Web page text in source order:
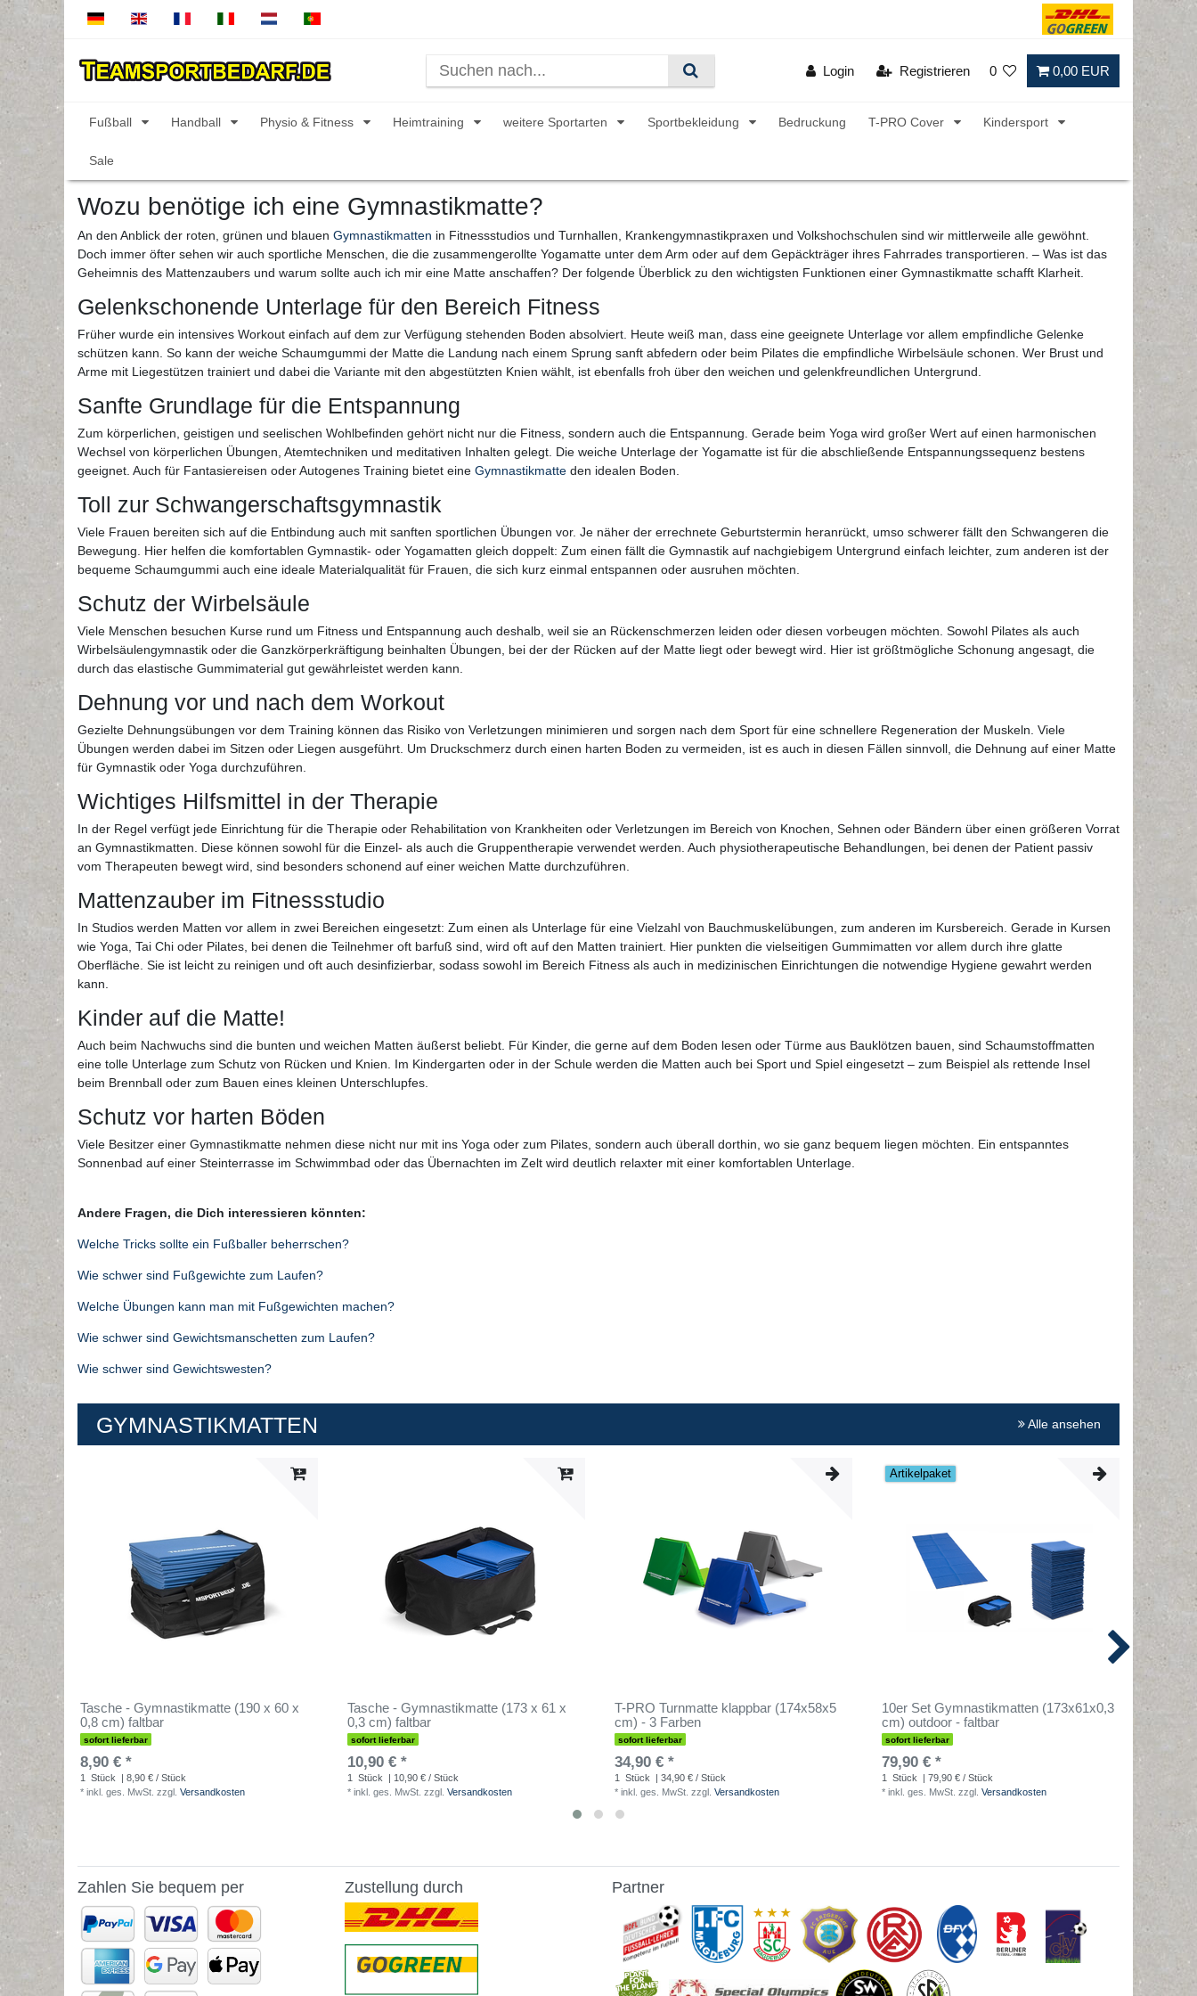
Login Registrieren 0 0,00 EUR
Fußball Handball Physio & Fitness Heimtraining weitere Sportarten Sportbekleidung Bedruckung T-PRO Cover Kindersport
Sale
Wozu benötige ich eine Gymnastikmatte?
An den Anblick der roten, grünen und blauen Gymnastikmatten in Fitnessstudios und Turnhallen, Krankengymnastikpraxen und Volkshochschulen sind wir mittlerweile alle gewöhnt.
Doch immer öfter sehen wir auch sportliche Menschen, die die zusammengerollte Yogamatte unter dem Arm oder auf dem Gepäckträger ihres Fahrrades transportieren. – Was ist das
Geheimnis des Mattenzaubers und warum sollte auch ich mir eine Matte anschaffen? Der folgende Überblick zu den wichtigsten Funktionen einer Gymnastikmatte schafft Klarheit.
Gelenkschonende Unterlage für den Bereich Fitness
Früher wurde ein intensives Workout einfach auf dem zur Verfügung stehenden Boden absolviert. Heute weiß man, dass eine geeignete Unterlage vor allem empfindliche Gelenke
schützen kann. So kann der weiche Schaumgummi der Matte die Landung nach einem Sprung sanft abfedern oder beim Pilates die empfindliche Wirbelsäule schonen. Wer Brust und
Arme mit Liegestützen trainiert und dabei die Variante mit den abgestützten Knien wählt, ist ebenfalls froh über den weichen und gelenkfreundlichen Untergrund.
Sanfte Grundlage für die Entspannung
Zum körperlichen, geistigen und seelischen Wohlbefinden gehört nicht nur die Fitness, sondern auch die Entspannung. Gerade beim Yoga wird großer Wert auf einen harmonischen
Wechsel von körperlichen Übungen, Atemtechniken und meditativen Inhalten gelegt. Die weiche Unterlage der Yogamatte ist für die abschließende Entspannungssequenz bestens
geeignet. Auch für Fantasiereisen oder Autogenes Training bietet eine Gymnastikmatte den idealen Boden.
Toll zur Schwangerschaftsgymnastik
Viele Frauen bereiten sich auf die Entbindung auch mit sanften sportlichen Übungen vor. Je näher der errechnete Geburtstermin heranrückt, umso schwerer fällt den Schwangeren die
Bewegung. Hier helfen die komfortablen Gymnastik- oder Yogamatten gleich doppelt: Zum einen fällt die Gymnastik auf nachgiebigem Untergrund einfach leichter, zum anderen ist der
bequeme Schaumgummi auch eine ideale Materialqualität für Frauen, die sich kurz einmal entspannen oder ausruhen möchten.
Schutz der Wirbelsäule
Viele Menschen besuchen Kurse rund um Fitness und Entspannung auch deshalb, weil sie an Rückenschmerzen leiden oder diesen vorbeugen möchten. Sowohl Pilates als auch
Wirbelsäulengymnastik oder die Ganzkörperkräftigung beinhalten Übungen, bei der der Rücken auf der Matte liegt oder bewegt wird. Hier ist größtmögliche Schonung angesagt, die
durch das elastische Gummimaterial gut gewährleistet werden kann.
Dehnung vor und nach dem Workout
Gezielte Dehnungsübungen vor dem Training können das Risiko von Verletzungen minimieren und sorgen nach dem Sport für eine schnellere Regeneration der Muskeln. Viele
Übungen werden dabei im Sitzen oder Liegen ausgeführt. Um Druckschmerz durch einen harten Boden zu vermeiden, ist es auch in diesen Fällen sinnvoll, die Dehnung auf einer Matte
für Gymnastik oder Yoga durchzuführen.
Wichtiges Hilfsmittel in der Therapie
In der Regel verfügt jede Einrichtung für die Therapie oder Rehabilitation von Krankheiten oder Verletzungen im Bereich von Knochen, Sehnen oder Bändern über einen größeren Vorrat
an Gymnastikmatten. Diese können sowohl für die Einzel- als auch die Gruppentherapie verwendet werden. Auch physiotherapeutische Behandlungen, bei denen der Patient passiv
vom Therapeuten bewegt wird, sind besonders schonend auf einer weichen Matte durchzuführen.
Mattenzauber im Fitnessstudio
In Studios werden Matten vor allem in zwei Bereichen eingesetzt: Zum einen als Unterlage für eine Vielzahl von Bauchmuskelübungen, zum anderen im Kursbereich. Gerade in Kursen
wie Yoga, Tai Chi oder Pilates, bei denen die Teilnehmer oft barfuß sind, wird oft auf den Matten trainiert. Hier punkten die vielseitigen Gummimatten vor allem durch ihre glatte
Oberfläche. Sie ist leicht zu reinigen und oft auch desinfizierbar, sodass sowohl im Bereich Fitness als auch in medizinischen Einrichtungen die notwendige Hygiene gewahrt werden
kann.
Kinder auf die Matte!
Auch beim Nachwuchs sind die bunten und weichen Matten äußerst beliebt. Für Kinder, die gerne auf dem Boden lesen oder Türme aus Bauklötzen bauen, sind Schaumstoffmatten
eine tolle Unterlage zum Schutz von Rücken und Knien. Im Kindergarten oder in der Schule werden die Matten auch bei Sport und Spiel eingesetzt – zum Beispiel als rettende Insel
beim Brennball oder zum Bauen eines kleinen Unterschlupfes.
Schutz vor harten Böden
Viele Besitzer einer Gymnastikmatte nehmen diese nicht nur mit ins Yoga oder zum Pilates, sondern auch überall dorthin, wo sie ganz bequem liegen möchten. Ein entspanntes
Sonnenbad auf einer Steinterrasse im Schwimmbad oder das Übernachten im Zelt wird deutlich relaxter mit einer komfortablen Unterlage.
Andere Fragen, die Dich interessieren könnten:
Welche Tricks sollte ein Fußballer beherrschen?
Wie schwer sind Fußgewichte zum Laufen?
Welche Übungen kann man mit Fußgewichten machen?
Wie schwer sind Gewichtsmanschetten zum Laufen?
Wie schwer sind Gewichtswesten?
GYMNASTIKMATTEN Alle ansehen
Tasche - Gymnastikmatte (190 x 60 x
0,8 cm) faltbar
sofort lieferbar
8,90 € *
1 Stück
| 8,90 € / Stück
* inkl. ges. MwSt. zzgl. Versandkosten
Tasche - Gymnastikmatte (173 x 61 x
0,3 cm) faltbar
sofort lieferbar
10,90 € *
1 Stück
| 10,90 € / Stück
* inkl. ges. MwSt. zzgl. Versandkosten
T-PRO Turnmatte klappbar (174x58x5
cm) - 3 Farben
sofort lieferbar
34,90 € *
1 Stück
| 34,90 € / Stück
* inkl. ges. MwSt. zzgl. Versandkosten
Artikelpaket
10er Set Gymnastikmatten (173x61x0,3
cm) outdoor - faltbar
sofort lieferbar
79,90 € *
1 Stück
| 79,90 € / Stück
* inkl. ges. MwSt. zzgl. Versandkosten
(extra
Zahlen Sie bequem per Zustellung durch Partner